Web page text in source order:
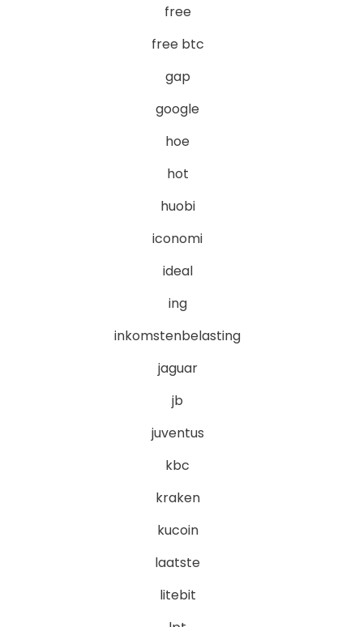
free
free btc
gap
google
hoe
hot
huobi
iconomi
ideal
ing
inkomstenbelasting
jaguar
jb
juventus
kbc
kraken
kucoin
laatste
litebit